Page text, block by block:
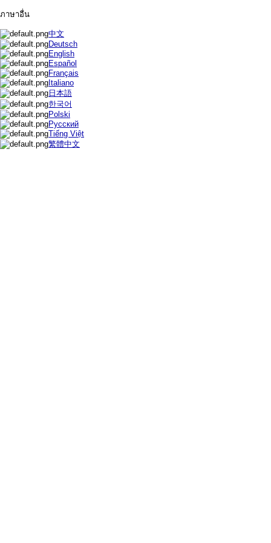
ภาษาอื่น
中文
Deutsch
English
Español
Français
Italiano
日本語
한국어
Polski
Русский
Tiếng Việt
繁體中文